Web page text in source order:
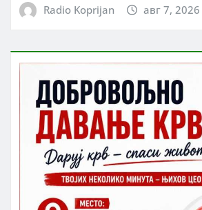
DRUŠTVO VESTI
Humani gest Akva
Besplatna dnevna karta
dobrovoljnog davaoca
Radio Koprijan авг 7, 2026